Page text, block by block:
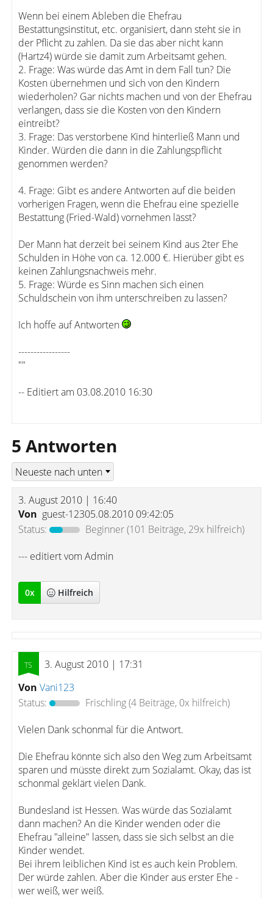
Wenn bei einem Ableben die Ehefrau
Bestattungsinstitut, etc. organisiert, dann steht sie in
der Pflicht zu zahlen. Da sie das aber nicht kann
(Hartz4) würde sie damit zum Arbeitsamt gehen.
2. Frage: Was würde das Amt in dem Fall tun? Die
Kosten übernehmen und sich von den Kindern
wiederholen? Gar nichts machen und von der Ehefrau
verlangen, dass sie die Kosten von den Kindern
eintreibt?
3. Frage: Das verstorbene Kind hinterließ Mann und
Kinder. Würden die dann in die Zahlungspflicht
genommen werden?
4. Frage: Gibt es andere Antworten auf die beiden
vorherigen Fragen, wenn die Ehefrau eine spezielle
Bestattung (Fried-Wald) vornehmen lässt?
Der Mann hat derzeit bei seinem Kind aus 2ter Ehe
Schulden in Höhe von ca. 12.000 €. Hierüber gibt es
keinen Zahlungsnachweis mehr.
5. Frage: Würde es Sinn machen sich einen
Schuldschein von ihm unterschreiben zu lassen?
Ich hoffe auf Antworten
-----------------
""
-- Editiert am 03.08.2010 16:30
5 Antworten
3. August 2010 | 16:40
Von guest-12305.08.2010 09:42:05
Status:
Beginner(101 Beiträge, 29x hilfreich)
--- editiert vom Admin
0x Hilfreich
3. August 2010 | 17:31
Von Vani123
Status:
Frischling(4 Beiträge, 0x hilfreich)
Vielen Dank schonmal für die Antwort.
Die Ehefrau könnte sich also den Weg zum Arbeitsamt
sparen und müsste direkt zum Sozialamt. Okay, das ist
schonmal geklärt vielen Dank.
Bundesland ist Hessen. Was würde das Sozialamt
dann machen? An die Kinder wenden oder die
Ehefrau "alleine" lassen, dass sie sich selbst an die
Kinder wendet.
Bei ihrem leiblichen Kind ist es auch kein Problem.
Der würde zahlen. Aber die Kinder aus erster Ehe -
wer weiß, wer weiß.